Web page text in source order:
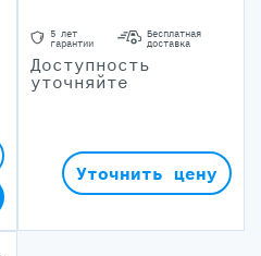
5 лет
гарантии
Бесплатная
доставка
Доступность
уточняйте
Уточнить цену